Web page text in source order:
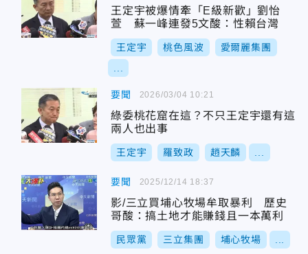
王定宇被爆情牽「E級新歡」劉怡
萱 蘇一峰連發5文酸：性賴台灣
王定宇 桃色風波 愛爾麗集團
要聞
綠委桃花窟在這？不只王定宇還有這
兩人也出事
王定宇 羅致政 趙天麟
2026/03/04 10:21
要聞
影/三立買埔心牧場牟取暴利 歷史
哥酸：搞土地才能賺錢且一本萬利
民眾黨 三立集團 埔心牧場
2025/12/14 18:37